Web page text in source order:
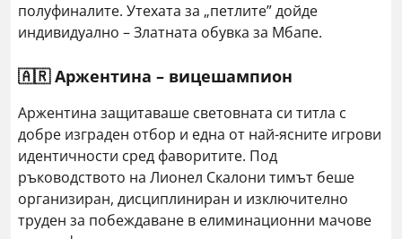
полуфиналите. Утехата за „петлите” дойде
индивидуално – Златната обувка за Мбапе.
🇦🇷 Аржентина – вицешампион
Аржентина защитаваше световната си титла с
добре изграден отбор и една от най-ясните игрови
идентичности сред фаворитите. Под
ръководството на Лионел Скалони тимът беше
организиран, дисциплиниран и изключително
труден за побеждаване в елиминационни мачове